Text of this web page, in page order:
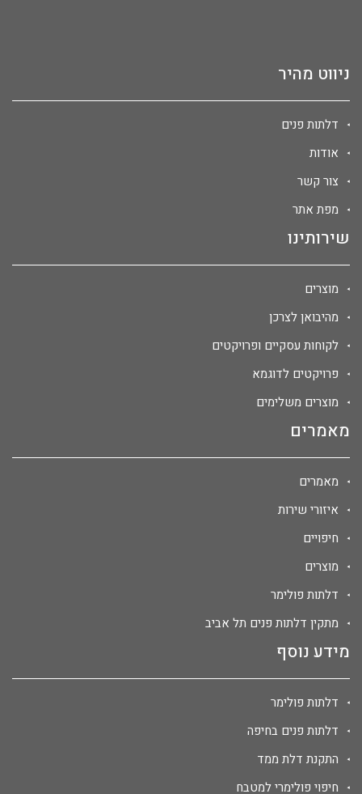
ניווט מהיר
דלתות פנים
אודות
צור קשר
מפת אתר
שירותינו
מוצרים
מהיבואן לצרכן
לקוחות עסקיים ופרויקטים
פרויקטים לדוגמא
מוצרים משלימים
מאמרים
מאמרים
איזורי שירות
חיפויים
מוצרים
דלתות פולימר
מתקין דלתות פנים תל אביב
מידע נוסף
דלתות פולימר
דלתות פנים בחיפה
התקנת דלת ממד
חיפוי פולימרי למטבח